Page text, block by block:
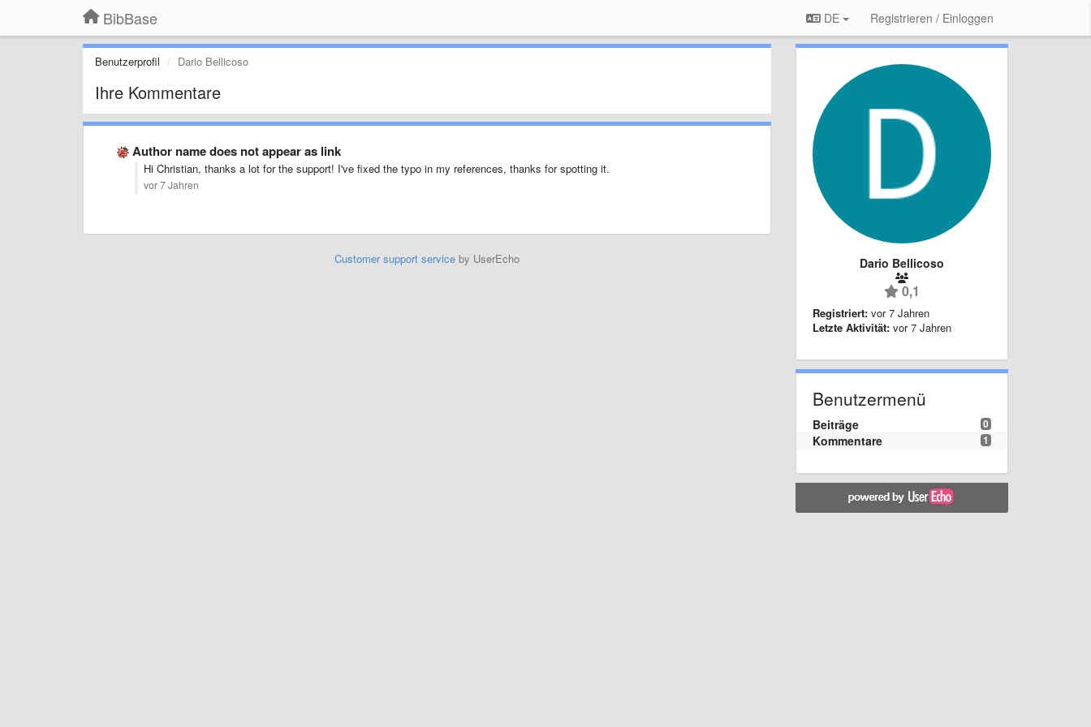
BibBase DE Registrieren / Einloggen
Benutzerprofil Dario Bellicoso
Ihre Kommentare
Author name does not appear as link
Hi Christian, thanks a lot for the support! I've fixed the typo in my references, thanks for spotting it.
vor 7 Jahren
Customer support serviceby UserEcho Dario Bellicoso
0,1
Registriert: vor 7 Jahren
Letzte Aktivität: vor 7 Jahren
Benutzermenü
0
Beiträge
1
Kommentare